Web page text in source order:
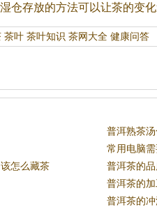
仓存放的方法可以让茶的变化
茶叶 茶叶知识 茶网大全 健康问答
普洱熟茶汤
常用电脑
怎么藏茶
普洱茶的
普洱茶的
普洱茶的冲